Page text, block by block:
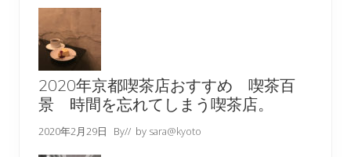
2020年京都喫茶店おすすめ 喫茶百
景 時間を忘れてしまう喫茶店。
2020年2月29日 By// by sara@kyoto